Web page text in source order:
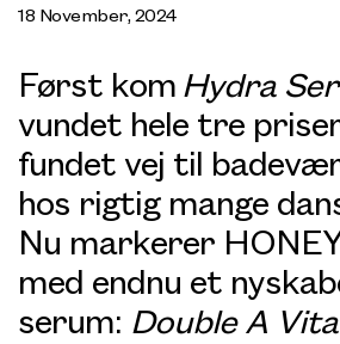
18 November, 2024
Først komHydra
vundet hele tre
fundet vej til
hos rigtig mange
Nu markerer
med endnu et
serum: Double A